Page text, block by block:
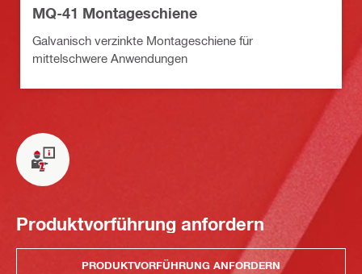
MQ-41 Montageschiene
Galvanisch verzinkte Montageschiene für
mittelschwere Anwendungen
Produktvorführung anfordern
PRODUKTVORFÜHRUNG ANFORDERN